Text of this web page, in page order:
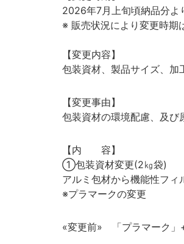
2026年7月上旬頃納品分よ
※ 販売状況により変更時期
【変更内容】
包装資材、製品サイズ、
【変更事由】
包装資材の環境配慮、及び
【内 容】
①包装資材変更(2㎏袋)
アルミ包材から機能性フィ
※プラマークの変更
«変更前» 「プラマーク」